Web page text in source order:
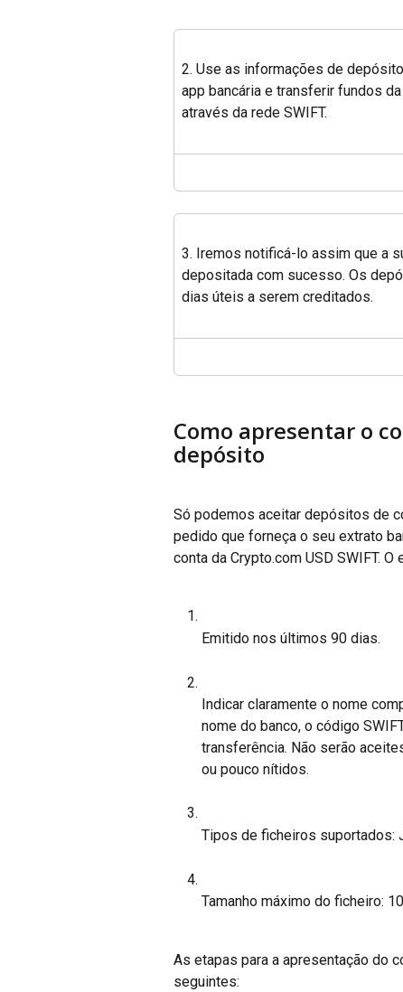
2. Use as informações de
app bancária e transferir fundos
através da rede SWIFT.
3. Iremos notificá-lo assim que a
depositada com sucesso. Os
dias úteis a serem creditados.
Como apresentar o
depósito
Só podemos aceitar depósitos de
pedido que forneça o seu extrato
conta da Crypto.com USD SWIFT.
Emitido nos últimos 90 dias.
Indicar claramente o nome
nome do banco, o código
transferência. Não serão
ou pouco nítidos.
Tipos de ficheiros suportados:
Tamanho máximo do ficheiro:
As etapas para a apresentação do
seguintes: